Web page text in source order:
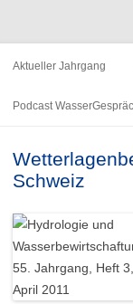
HyWa
Aktueller Jahrgang
Podcast
Folge 14 – Aueninstitut
Folge 13 – Niedrigwasser
Informationsplattform
Folge 12 – International
Water Resources and
Schweiz